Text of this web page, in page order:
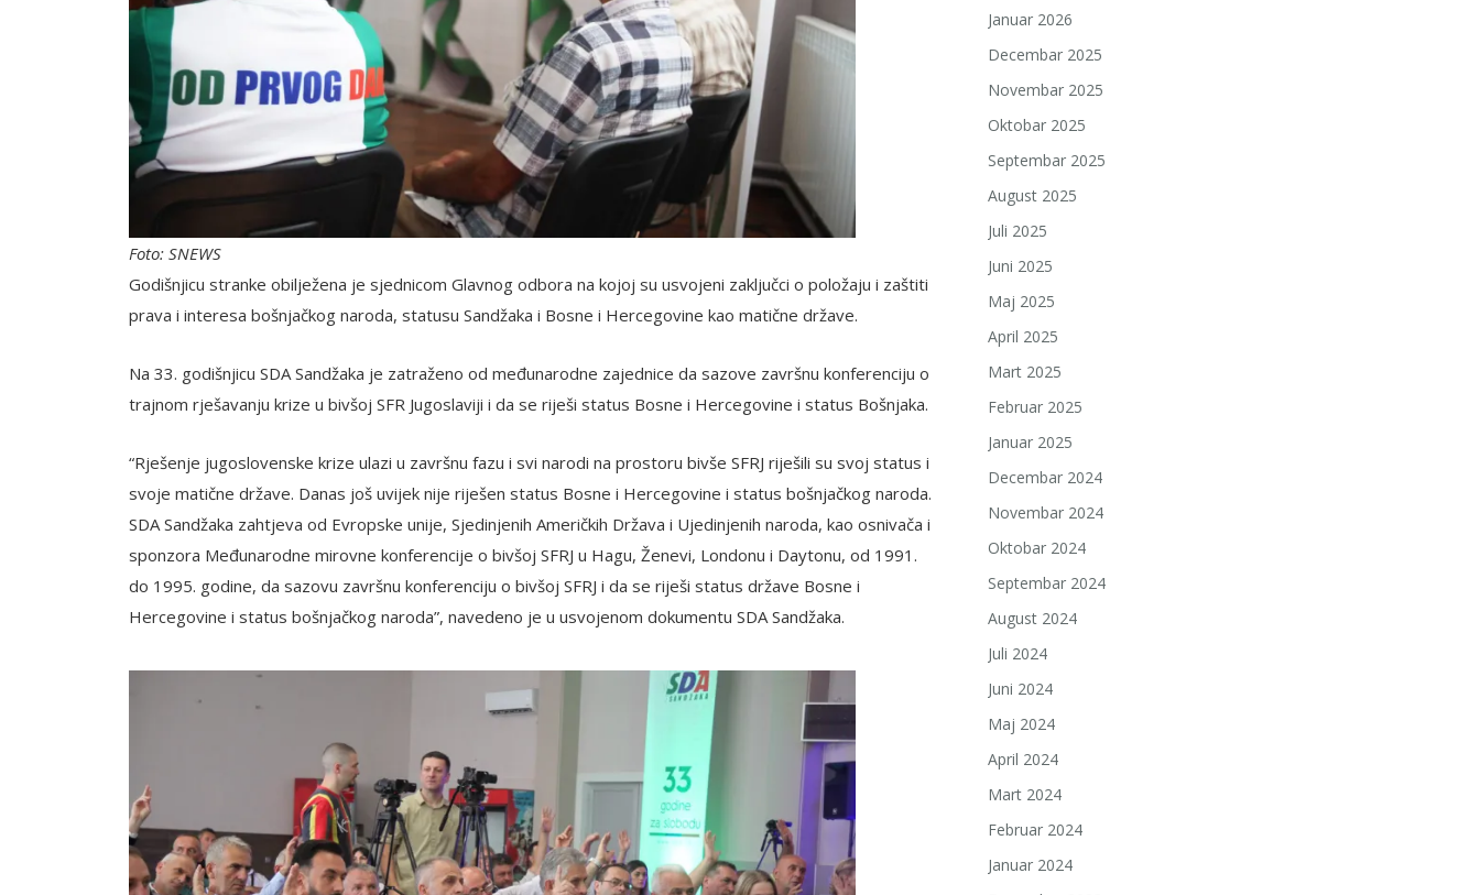
Foto: SNEWS
Godišnjicu stranke obilježena je sjednicom Glavnog odbora na kojoj su usvojeni zaključci o položaju i zaštiti
prava i interesa bošnjačkog naroda, statusu Sandžaka i Bosne i Hercegovine kao matične države.
Na 33. godišnjicu SDA Sandžaka je zatraženo od međunarodne zajednice da sazove završnu konferenciju o
trajnom rješavanju krize u bivšoj SFR Jugoslaviji i da se riješi status Bosne i Hercegovine i status Bošnjaka.
“Rješenje jugoslovenske krize ulazi u završnu fazu i svi narodi na prostoru bivše SFRJ riješili su svoj status i
svoje matične države. Danas još uvijek nije riješen status Bosne i Hercegovine i status bošnjačkog naroda.
SDA Sandžaka zahtjeva od Evropske unije, Sjedinjenih Američkih Država i Ujedinjenih naroda, kao osnivača i
sponzora Međunarodne mirovne konferencije o bivšoj SFRJ u Hagu, Ženevi, Londonu i Daytonu, od 1991.
do 1995. godine, da sazovu završnu konferenciju o bivšoj SFRJ i da se riješi status države Bosne i
Hercegovine i status bošnjačkog naroda”, navedeno je u usvojenom dokumentu SDA Sandžaka.
Januar 2026
Decembar 2025
Novembar 2025
Oktobar 2025
Septembar 2025
August 2025
Juli 2025
Juni 2025
Maj 2025
April 2025
Mart 2025
Februar 2025
Januar 2025
Decembar 2024
Novembar 2024
Oktobar 2024
Septembar 2024
August 2024
Juli 2024
Juni 2024
Maj 2024
April 2024
Mart 2024
Februar 2024
Januar 2024